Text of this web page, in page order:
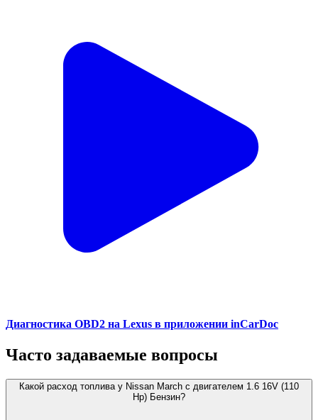
Диагностика OBD2 на Lexus в приложении inCarDoc
Часто задаваемые вопросы
Какой расход топлива у Nissan March с двигателем 1.6 16V (110
Hp) Бензин?